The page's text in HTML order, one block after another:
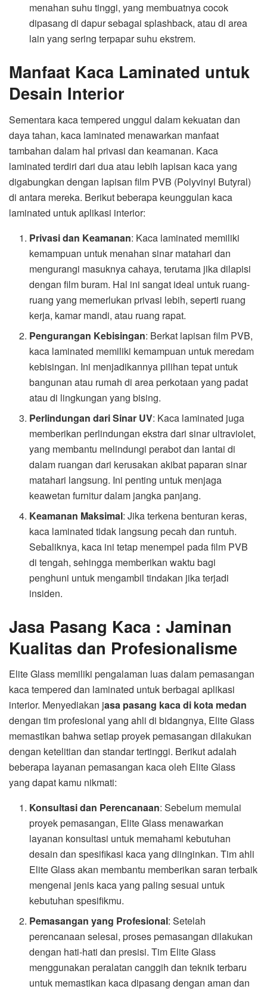
menahan suhu tinggi, yang membuatnya cocok
dipasang di dapur sebagai splashback, atau di area
lain yang sering terpapar suhu ekstrem.
Manfaat Kaca Laminated untuk
Desain Interior
Sementara kaca tempered unggul dalam kekuatan dan
daya tahan, kaca laminated menawarkan manfaat
tambahan dalam hal privasi dan keamanan. Kaca
laminated terdiri dari dua atau lebih lapisan kaca yang
digabungkan dengan lapisan film PVB (Polyvinyl Butyral)
di antara mereka. Berikut beberapa keunggulan kaca
laminated untuk aplikasi interior:
Privasi dan Keamanan: Kaca laminated memiliki
kemampuan untuk menahan sinar matahari dan
mengurangi masuknya cahaya, terutama jika dilapisi
dengan film buram. Hal ini sangat ideal untuk ruang-
ruang yang memerlukan privasi lebih, seperti ruang
kerja, kamar mandi, atau ruang rapat.
Pengurangan Kebisingan: Berkat lapisan film PVB,
kaca laminated memiliki kemampuan untuk meredam
kebisingan. Ini menjadikannya pilihan tepat untuk
bangunan atau rumah di area perkotaan yang padat
atau di lingkungan yang bising.
Perlindungan dari Sinar UV: Kaca laminated juga
memberikan perlindungan ekstra dari sinar ultraviolet,
yang membantu melindungi perabot dan lantai di
dalam ruangan dari kerusakan akibat paparan sinar
matahari langsung. Ini penting untuk menjaga
keawetan furnitur dalam jangka panjang.
Keamanan Maksimal: Jika terkena benturan keras,
kaca laminated tidak langsung pecah dan runtuh.
Sebaliknya, kaca ini tetap menempel pada film PVB
di tengah, sehingga memberikan waktu bagi
penghuni untuk mengambil tindakan jika terjadi
insiden.
Jasa Pasang Kaca : Jaminan
Kualitas dan Profesionalisme
Elite Glass memiliki pengalaman luas dalam pemasangan
kaca tempered dan laminated untuk berbagai aplikasi
interior. Menyediakan jasa pasang kaca di kota medan
dengan tim profesional yang ahli di bidangnya, Elite Glass
memastikan bahwa setiap proyek pemasangan dilakukan
dengan ketelitian dan standar tertinggi. Berikut adalah
beberapa layanan pemasangan kaca oleh Elite Glass
yang dapat kamu nikmati:
Konsultasi dan Perencanaan: Sebelum memulai
proyek pemasangan, Elite Glass menawarkan
layanan konsultasi untuk memahami kebutuhan
desain dan spesifikasi kaca yang diinginkan. Tim ahli
Elite Glass akan membantu memberikan saran terbaik
mengenai jenis kaca yang paling sesuai untuk
kebutuhan spesifikmu.
Pemasangan yang Profesional: Setelah
perencanaan selesai, proses pemasangan dilakukan
dengan hati-hati dan presisi. Tim Elite Glass
menggunakan peralatan canggih dan teknik terbaru
untuk memastikan kaca dipasang dengan aman dan